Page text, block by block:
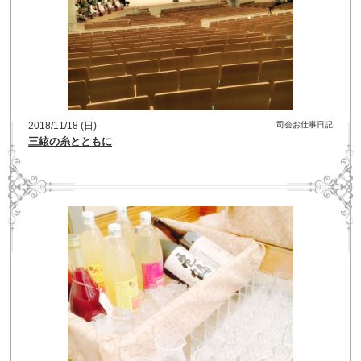
2018/11/18 (日) 司会お仕事日記
三絃の糸とともに